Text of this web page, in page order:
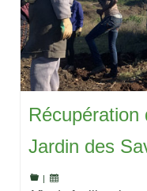
Jardin des
|